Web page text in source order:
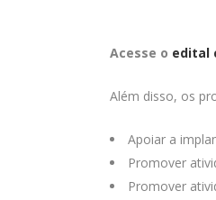
Acesse o edital
Além disso, os
Apoiar a
Promover
Promover